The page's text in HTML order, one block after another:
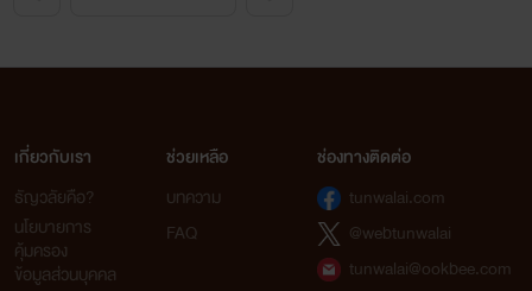
เกี่ยวกับเรา
ธัญวลัยคือ?
นโยบายการ
คุ้มครอง
ข้อมูลส่วนบุคคล
ช่วยเหลือ
บทความ
FAQ
ช่องทางติดต่อ
tunwalai.com
@webtunwalai
tunwalai@ookbee.com